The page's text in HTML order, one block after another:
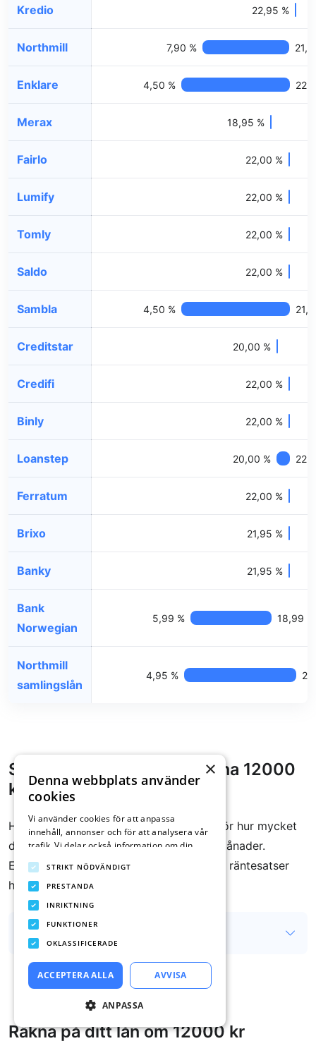
Kredio 22,95 %
Northmill 7,90 %
Enklare 4,50 %
Merax 18,95 %
Fairlo 22,00 %
Lumify 22,00 %
Tomly 22,00 %
Saldo 22,00 %
Sambla 4,50 %
Creditstar 20,00 %
Credifi 22,00 %
Binly 22,00 %
Loanstep 20,00 %
Ferratum 22,00 %
Brixo 21,95 %
Banky 21,95 %
Bank
Norwegian
5,99 % 18,99 %
Northmill
samlingslån
4,95 %
Så mycket kostar det att låna 12000
kr
Här har vi tagit fram kostnadsexempel för hur mycket
det kostar att låna 500 kr i 3, 6 eller 9 månader.
Exemplen nedan är baserade på aktuella räntesatser
hos de listade långivarna.
Kostnadsexempel
Räkna på ditt lån om 12000 kr
×
Denna webbplats använder
cookies
Vi använder cookies för att anpassa
innehåll, annonser och för att analysera vår
trafik. Vi delar också information om din
reklam- och analyspartners som kan
kombinera den med annan information som
du har tillhandahållit dem eller som de har
samlat in från din användning av deras
tjänster. Integritetspolicy
STRIKT NÖDVÄNDIGT
PRESTANDA
INRIKTNING
FUNKTIONER
OKLASSIFICERADE
ACCEPTERA ALLA AVVISA
ANPASSA